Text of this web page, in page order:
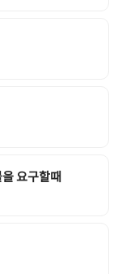
요구할때